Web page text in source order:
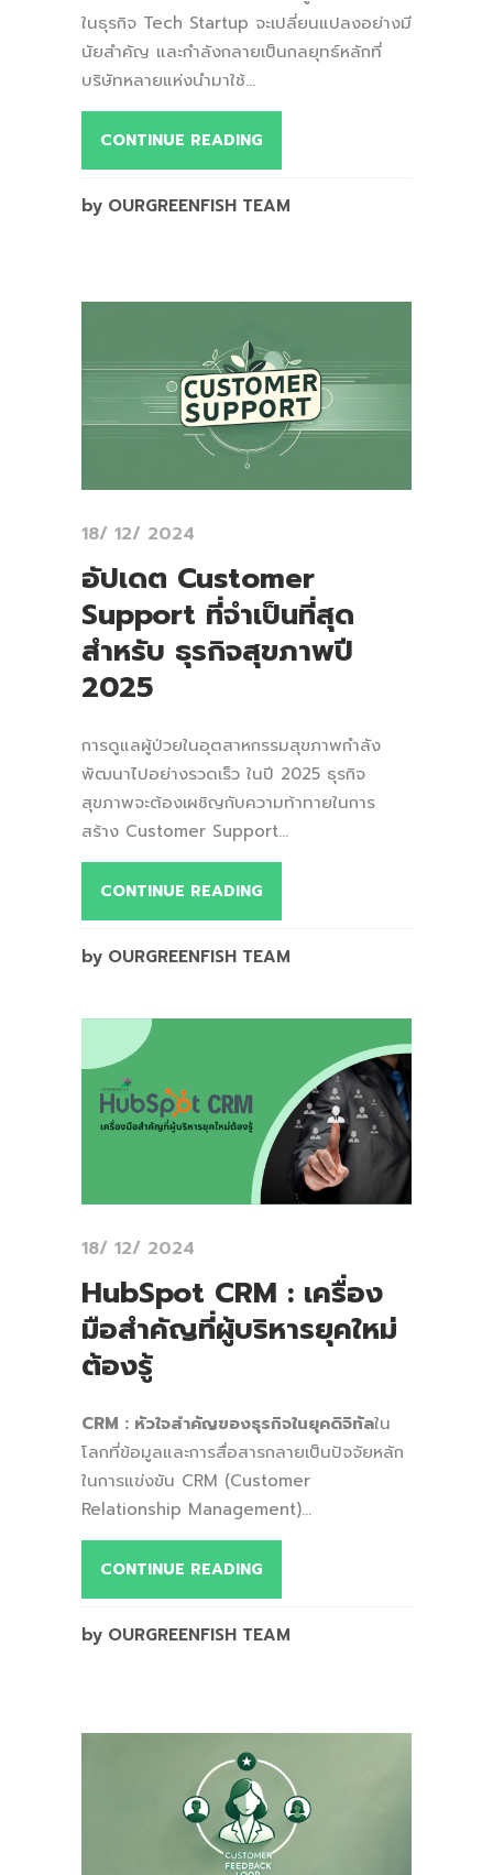
ในธุรกิจ Tech Startup จะเปลี่ยนแปลงอย่างมี
นัยสำคัญ และกำลังกลายเป็นกลยุทธ์หลักที่
บริษัทหลายแห่งนำมาใช้...
CONTINUE READING
by OURGREENFISH TEAM
18/ 12/ 2024
อัปเดต Customer
Support ที่จำเป็นที่สุด
สำหรับ ธุรกิจสุขภาพปี
2025
การดูแลผู้ป่วยในอุตสาหกรรมสุขภาพกำลัง
พัฒนาไปอย่างรวดเร็ว ในปี 2025 ธุรกิจ
สุขภาพจะต้องเผชิญกับความท้าทายในการ
สร้าง Customer Support...
CONTINUE READING
by OURGREENFISH TEAM
18/ 12/ 2024
HubSpot CRM : เครื่อง
มือสำคัญที่ผู้บริหารยุคใหม่
ต้องรู้
CRM : หัวใจสำคัญของธุรกิจในยุคดิจิทัลใน
โลกที่ข้อมูลและการสื่อสารกลายเป็นปัจจัยหลัก
ในการแข่งขัน CRM (Customer
Relationship Management)...
CONTINUE READING
by OURGREENFISH TEAM